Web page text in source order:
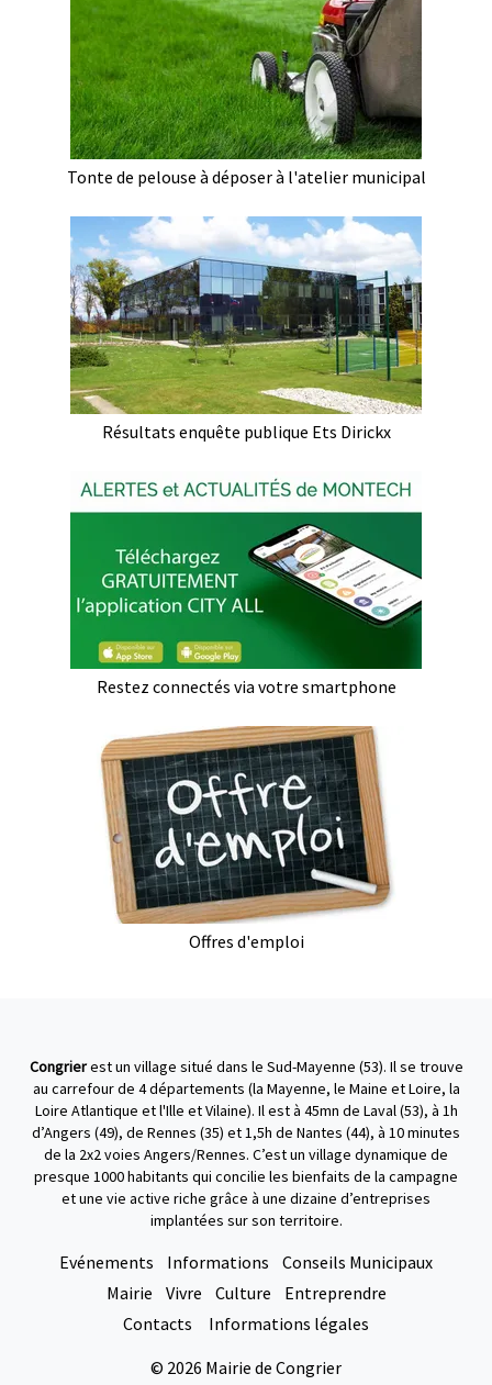
Tonte de pelouse à déposer à l'atelier municipal
Résultats enquête publique Ets Dirickx
Restez connectés via votre smartphone
Offres d'emploi
Congrierest un village situé dans le Sud-Mayenne (53). Il se trouve
au carrefour de 4 départements (la Mayenne, le Maine et Loire, la
Loire Atlantique et l'Ille et Vilaine). Il est à 45mn de Laval (53), à 1h
d’Angers (49), de Rennes (35) et 1,5h de Nantes (44), à 10 minutes
de la 2x2 voies Angers/Rennes. C’est un village dynamique de
presque 1000 habitants qui concilie les bienfaits de la campagne
et une vie active riche grâce à une dizaine d’entreprises
implantées sur son territoire.
Evénements Informations
Conseils Municipaux
Mairie
Vivre Culture
Entreprendre
Contacts
Informations légales
© 2026 Mairie de Congrier